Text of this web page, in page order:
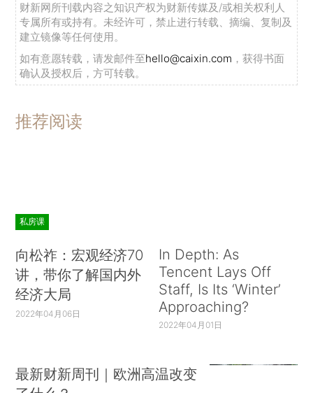
财新网所刊载内容之知识产权为财新传媒及/或相关权利人
专属所有或持有。未经许可，禁止进行转载、摘编、复制及
建立镜像等任何使用。
如有意愿转载，请发邮件至hello@caixin.com ，获得书面
确认及授权后，方可转载。
推荐阅读
私房课
向松祚：宏观经济70
讲，带你了解国内外
经济大局
2022年04月06日
In Depth: As
Tencent Lays Off
Staff, Is Its ‘Winter’
Approaching?
2022年04月01日
最新财新周刊｜欧洲高温改变